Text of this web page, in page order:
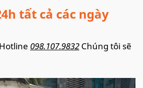
tất cả các ngày
098.107.9832 Chúng tôi sẽ